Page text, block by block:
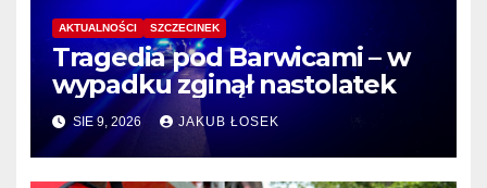
AKTUALNOŚCI SZCZECINEK
Tragedia pod Barwicami – w
wypadku zginął nastolatek
SIE 9, 2026 JAKUB ŁOSEK